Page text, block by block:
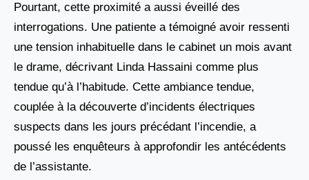
Pourtant, cette proximité a aussi éveillé des
interrogations. Une patiente a témoigné avoir ressenti
une tension inhabituelle dans le cabinet un mois avant
le drame, décrivant Linda Hassaini comme plus
tendue qu’à l’habitude. Cette ambiance tendue,
couplée à la découverte d’incidents électriques
suspects dans les jours précédant l’incendie, a
poussé les enquêteurs à approfondir les antécédents
de l’assistante.